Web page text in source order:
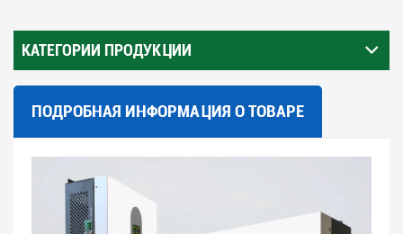
КАТЕГОРИИ ПРОДУКЦИИ
ПОДРОБНАЯ ИНФОРМАЦИЯ О ТОВАРЕ